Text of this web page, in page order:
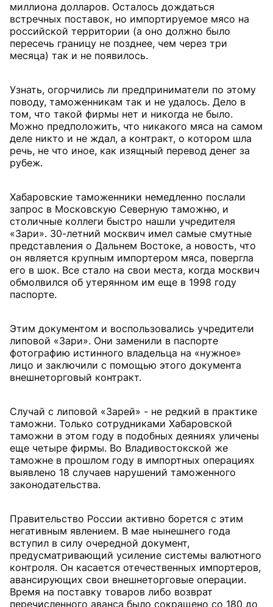
миллиона долларов. Осталось дождаться
встречных поставок, но импортируемое мясо на
российской территории (а оно должно было
пересечь границу не позднее, чем через три
месяца) так и не появилось.
Узнать, огорчились ли предприниматели по этому
поводу, таможенникам так и не удалось. Дело в
том, что такой фирмы нет и никогда не было.
Можно предположить, что никакого мяса на самом
деле никто и не ждал, а контракт, о котором шла
речь, не что иное, как изящный перевод денег за
рубеж.
Хабаровские таможенники немедленно послали
запрос в Московскую Северную таможню, и
столичные коллеги быстро нашли учредителя
«Зари». 30-летний москвич имел самые смутные
представления о Дальнем Востоке, а новость, что
он является крупным импортером мяса, повергла
его в шок. Все стало на свои места, когда москвич
обмолвился об утерянном им еще в 1998 году
паспорте.
Этим документом и воспользовались учредители
липовой «Зари». Они заменили в паспорте
фотографию истинного владельца на «нужное»
лицо и заключили с помощью этого документа
внешнеторговый контракт.
Случай с липовой «Зарей» - не редкий в практике
таможни. Только сотрудниками Хабаровской
таможни в этом году в подобных деяниях уличены
еще четыре фирмы. Во Владивостокской же
таможне в прошлом году в импортных операциях
выявлено 18 случаев нарушений таможенного
законодательства.
Правительство России активно борется с этим
негативным явлением. В мае нынешнего года
вступил в силу очередной документ,
предусматривающий усиление системы валютного
контроля. Он касается отечественных импортеров,
авансирующих свои внешнеторговые операции.
Время на поставку товаров либо возврат
перечисленного аванса было сокращено со 180 до